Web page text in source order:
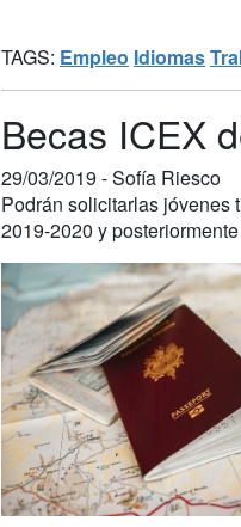
TAGS: Empleo Idiomas
Becas ICEX
29/03/2019 -Sofía Riesco
Podrán solicitarlas jóvenes
2019-2020 y